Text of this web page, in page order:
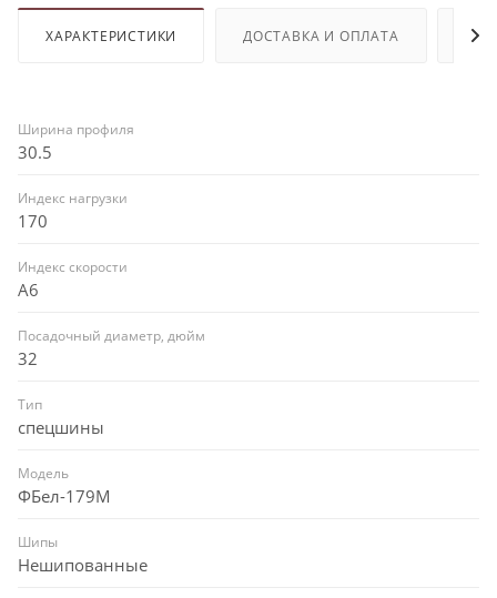
ХАРАКТЕРИСТИКИ ДОСТАВКА И ОПЛАТА
Ширина профиля
30.5
Индекс нагрузки
170
Индекс скорости
A6
Посадочный диаметр, дюйм
32
Тип
спецшины
Модель
ФБел-179М
Шипы
Нешипованные